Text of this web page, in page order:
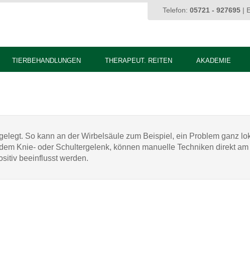
Telefon: 05721 - 927695 |
TIERBEHANDLUNGEN THERAPEUT. REITEN AKADEMIE
So kann an der Wirbelsäule zum Beispiel, ein Problem ganz
Knie- oder Schultergelenk, können manuelle Techniken direkt
beeinflusst werden.